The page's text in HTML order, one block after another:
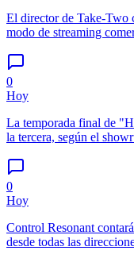
El director de Take-Two
modo de streaming
0
Hoy
La temporada final de
la tercera, según el
0
Hoy
Control Resonant
desde todas las